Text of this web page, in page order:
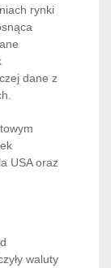
rynki
dane z
USA oraz
waluty